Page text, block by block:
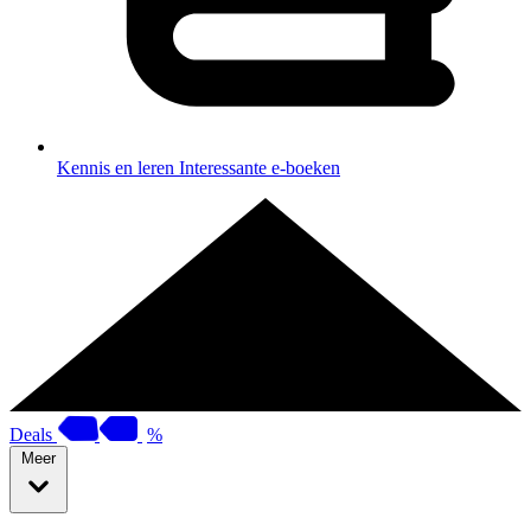
Kennis en leren Interessante e-boeken
Deals %
Meer